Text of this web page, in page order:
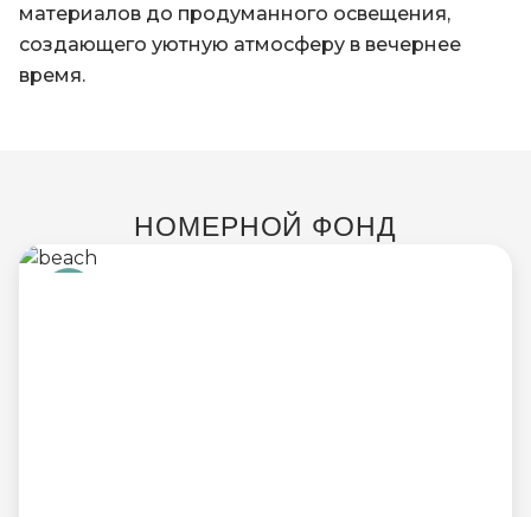
материалов до продуманного освещения,
создающего уютную атмосферу в вечернее
время.
НОМЕРНОЙ ФОНД